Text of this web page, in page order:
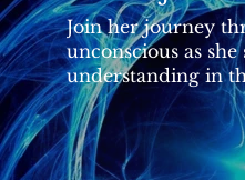
08:56 象徵元素 4 -
我價值的覺察 09:38
總結：重新找回喜悅
夢境的啟示 11:47 【
11:55 結局 1 14:15
局 3 18:27 【結論】
Join her journey
unconscious as
understanding in